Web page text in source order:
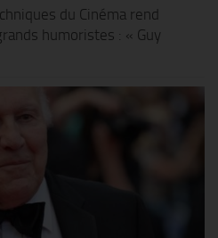
du Cinéma rend
humoristes : « Guy